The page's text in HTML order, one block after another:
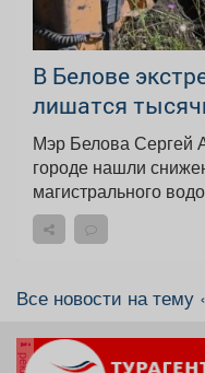
В Белове
лишатся
Мэр Белова Сергей
городе нашли
магистрального
Все новости на